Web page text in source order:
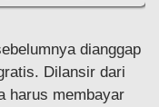
dianggap
Dilansir dari
harus membayar